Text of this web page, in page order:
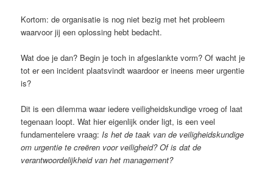
Kortom: de organisatie is nog niet bezig met het probleem
waarvoor jij een oplossing hebt bedacht.
Wat doe je dan? Begin je toch in afgeslankte vorm? Of wacht je
tot er een incident plaatsvindt waardoor er ineens meer urgentie
is?
Dit is een dilemma waar iedere veiligheidskundige vroeg of laat
tegenaan loopt. Wat hier eigenlijk onder ligt, is een veel
fundamentelere vraag:Is het de taak van de veiligheidskundige
om urgentie te creëren voor veiligheid? Of is dat de
verantwoordelijkheid van het management?